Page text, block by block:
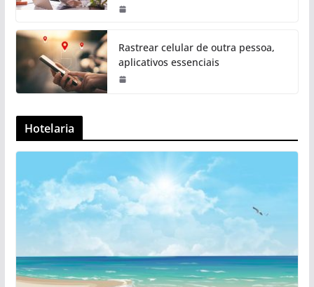
Rastrear celular de outra pessoa,
aplicativos essenciais
Hotelaria